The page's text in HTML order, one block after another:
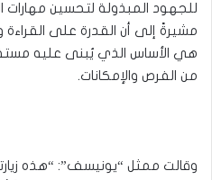
للجهود المبذولة لتحسين مهارات
مشيرةً إلى أن القدرة على
هي الأساس الذي يُبنى عليه
من الفرص والإمكانات.
وقالت ممثل “يونيسف”: “هذه